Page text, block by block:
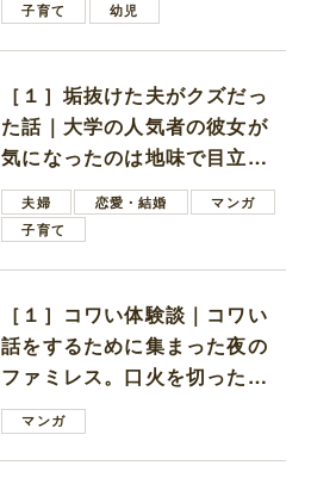
子育て
幼児
［１］垢抜けた夫がクズだっ
た話｜大学の人気者の彼女が
気になったのは地味で目立た
ない男子学生
夫婦 恋愛・結婚
マンガ
子育て
［１］コワい体験談｜コワい
話をするために集まった夜の
ファミレス。口火を切ったの
は電車好きの男の子ママ
マンガ